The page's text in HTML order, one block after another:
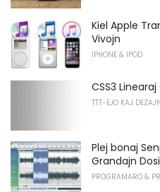
Kiel Apple
Vivojn
IPHONE & IPOD
CSS3
TTT-EJO KAJ
Plej bonaj
Grandajn
PROGRAMARO &